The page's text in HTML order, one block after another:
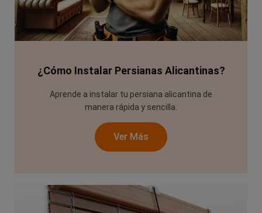
¿Cómo Instalar Persianas Alicantinas?
Aprende a instalar tu persiana alicantina de
manera rápida y sencilla.
Ver Más